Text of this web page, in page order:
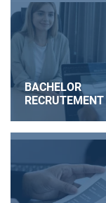
BACHELOR
RECRUTEMENT